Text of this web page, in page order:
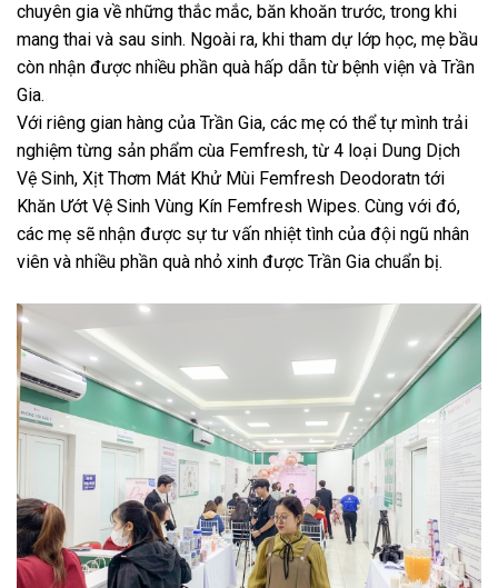
chuyên gia về những thắc mắc, băn khoăn trước, trong khi
mang thai và sau sinh. Ngoài ra, khi tham dự lớp học, mẹ bầu
còn nhận được nhiều phần quà hấp dẫn từ bệnh viện và Trần
Gia.
Với riêng gian hàng của Trần Gia, các mẹ có thể tự mình trải
nghiệm từng sản phẩm cùa Femfresh, từ 4 loại Dung Dịch
Vệ Sinh, Xịt Thơm Mát Khử Mùi Femfresh Deodoratn tới
Khăn Ướt Vệ Sinh Vùng Kín Femfresh Wipes. Cùng với đó,
các mẹ sẽ nhận được sự tư vấn nhiệt tình của đội ngũ nhân
viên và nhiều phần quà nhỏ xinh được Trần Gia chuẩn bị.